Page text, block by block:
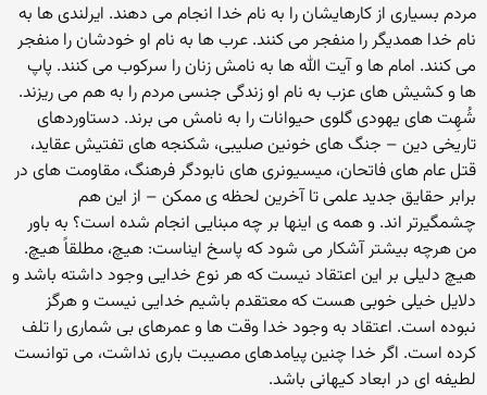
مردم بسیاری از کارهایشان را به نام خدا انجام می دهند. ایرلندی ها به
نام خدا همدیگر را منفجر می کنند. عرب ها به نام او خودشان را منفجر
می کنند. امام ها و آیت الله ها به نامش زنان را سرکوب می کنند. پاپ
ها و کشیش های عزب به نام او زندگی جنسی مردم را به هم می ریزند.
شُهِت های یهودی گلوی حیوانات را به نامش می برند. دستاوردهای
تاریخی دین – جنگ های خونین صلیبی، شکنجه های تفتیش عقاید،
قتل عام های فاتحان، میسیونری های نابودگر فرهنگ، مقاومت های در
برابر حقایق جدید علمی تا آخرین لحظه ی ممکن – از این هم
چشمگیرتر اند. و همه ی اینها بر چه مبنایی انجام شده است؟ به باور
من هرچه بیشتر آشکار می شود که پاسخ ایناست: هیچ، مطلقاً هیچ.
هیچ دلیلی بر این اعتقاد نیست که هر نوع خدایی وجود داشته باشد و
دلایل خیلی خوبی هست که معتقدم باشیم خدایی نیست و هرگز
نبوده است. اعتقاد به وجود خدا وقت ها و عمرهای بی شماری را تلف
کرده است. اگر خدا چنین پیامدهای مصیبت باری نداشت، می توانست
لطیفه ای در ابعاد کیهانی باشد.